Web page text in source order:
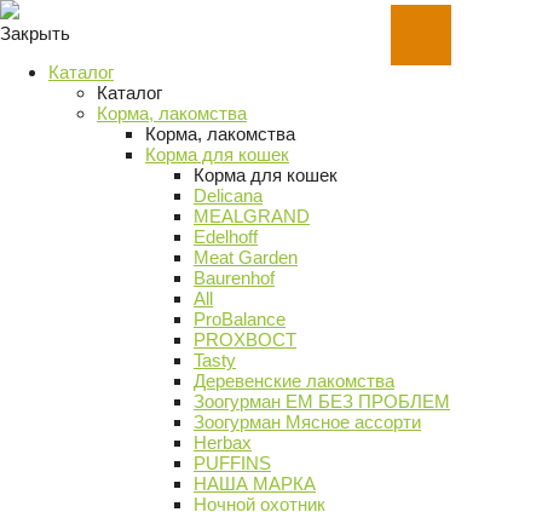
Закрыть
Каталог
Каталог
Корма, лакомства
Корма, лакомства
Корма для кошек
Корма для кошек
Delicana
MEALGRAND
Edelhoff
Meat Garden
Baurenhof
All
ProBalance
PROХВОСТ
Tasty
Деревенские лакомства
Зоогурман ЕМ БЕЗ ПРОБЛЕМ
Зоогурман Мясное ассорти
Herbax
PUFFINS
НАША МАРКА
Ночной охотник